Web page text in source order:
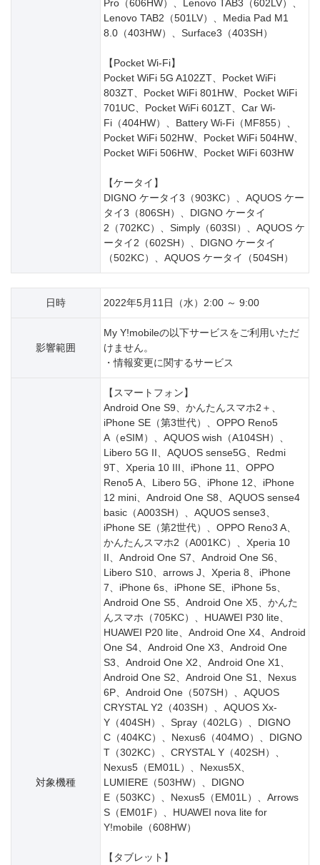
Pro（606HW）、Lenovo TAB3（602LV）、
Lenovo TAB2（501LV）、Media Pad M1
8.0（403HW）、Surface3（403SH）
【Pocket Wi-Fi】
Pocket WiFi 5G A102ZT、Pocket WiFi
803ZT、Pocket WiFi 801HW、Pocket WiFi
701UC、Pocket WiFi 601ZT、Car Wi-
Fi（404HW）、Battery Wi-Fi（MF855）、
Pocket WiFi 502HW、Pocket WiFi 504HW、
Pocket WiFi 506HW、Pocket WiFi 603HW
【ケータイ】
DIGNO ケータイ3（903KC）、AQUOS ケー
タイ3（806SH）、DIGNO ケータイ
2（702KC）、Simply（603SI）、AQUOS ケ
ータイ2（602SH）、DIGNO ケータイ
（502KC）、AQUOS ケータイ（504SH）
日時 2022年5月11日（水）2:00 ～ 9:00
影響範囲
My Y!mobileの以下サービスをご利用いただ
けません。
・情報変更に関するサービス
対象機種
【スマートフォン】
Android One S9、かんたんスマホ2＋、
iPhone SE（第3世代）、OPPO Reno5
A（eSIM）、AQUOS wish（A104SH）、
Libero 5G II、AQUOS sense5G、Redmi
9T、Xperia 10 III、iPhone 11、OPPO
Reno5 A、Libero 5G、iPhone 12、iPhone
12 mini、Android One S8、AQUOS sense4
basic（A003SH）、AQUOS sense3、
iPhone SE（第2世代）、OPPO Reno3 A、
かんたんスマホ2（A001KC）、Xperia 10
II、Android One S7、Android One S6、
Libero S10、arrows J、Xperia 8、iPhone
7、iPhone 6s、iPhone SE、iPhone 5s、
Android One S5、Android One X5、かんた
んスマホ（705KC）、HUAWEI P30 lite、
HUAWEI P20 lite、Android One X4、Android
One S4、Android One X3、Android One
S3、Android One X2、Android One X1、
Android One S2、Android One S1、Nexus
6P、Android One（507SH）、AQUOS
CRYSTAL Y2（403SH）、AQUOS Xx-
Y（404SH）、Spray（402LG）、DIGNO
C（404KC）、Nexus6（404MO）、DIGNO
T（302KC）、CRYSTAL Y（402SH）、
Nexus5（EM01L）、Nexus5X、
LUMIERE（503HW）、DIGNO
E（503KC）、Nexus5（EM01L）、Arrows
S（EM01F）、HUAWEI nova lite for
Y!mobile（608HW）
【タブレット】